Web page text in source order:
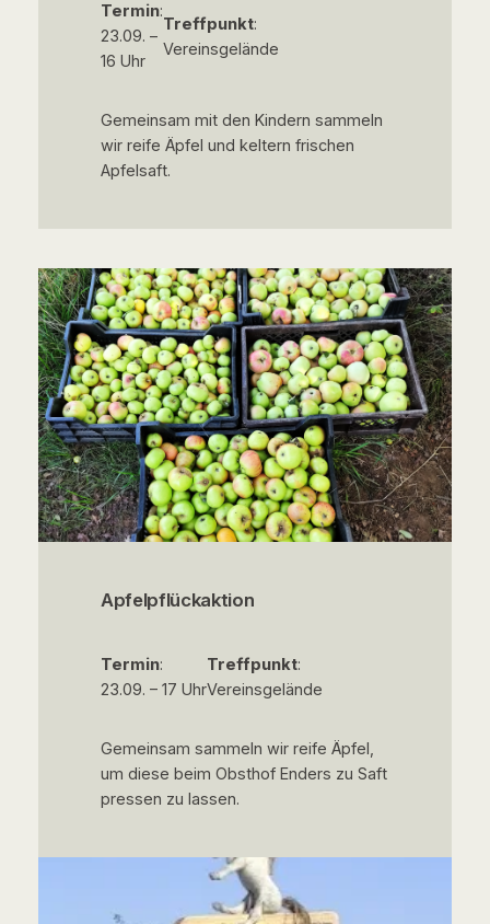
Termin:
23.09. –
16 Uhr
Treffpunkt:
Vereinsgelände
Gemeinsam mit den Kindern sammeln
wir reife Äpfel und keltern frischen
Apfelsaft.
Apfelpflückaktion
Termin:
23.09. – 17 Uhr
Treffpunkt:
Vereinsgelände
Gemeinsam sammeln wir reife Äpfel,
um diese beim Obsthof Enders zu Saft
pressen zu lassen.